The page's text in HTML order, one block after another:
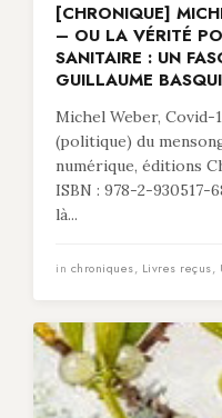
[CHRONIQUE]
– OU LA VÉRITÉ
SANITAIRE : UN
GUILLAUME
Michel Weber, Covid-
(politique) du
numérique, éditions
ISBN : 978-2-
là...
in chroniques, Livres reçus,